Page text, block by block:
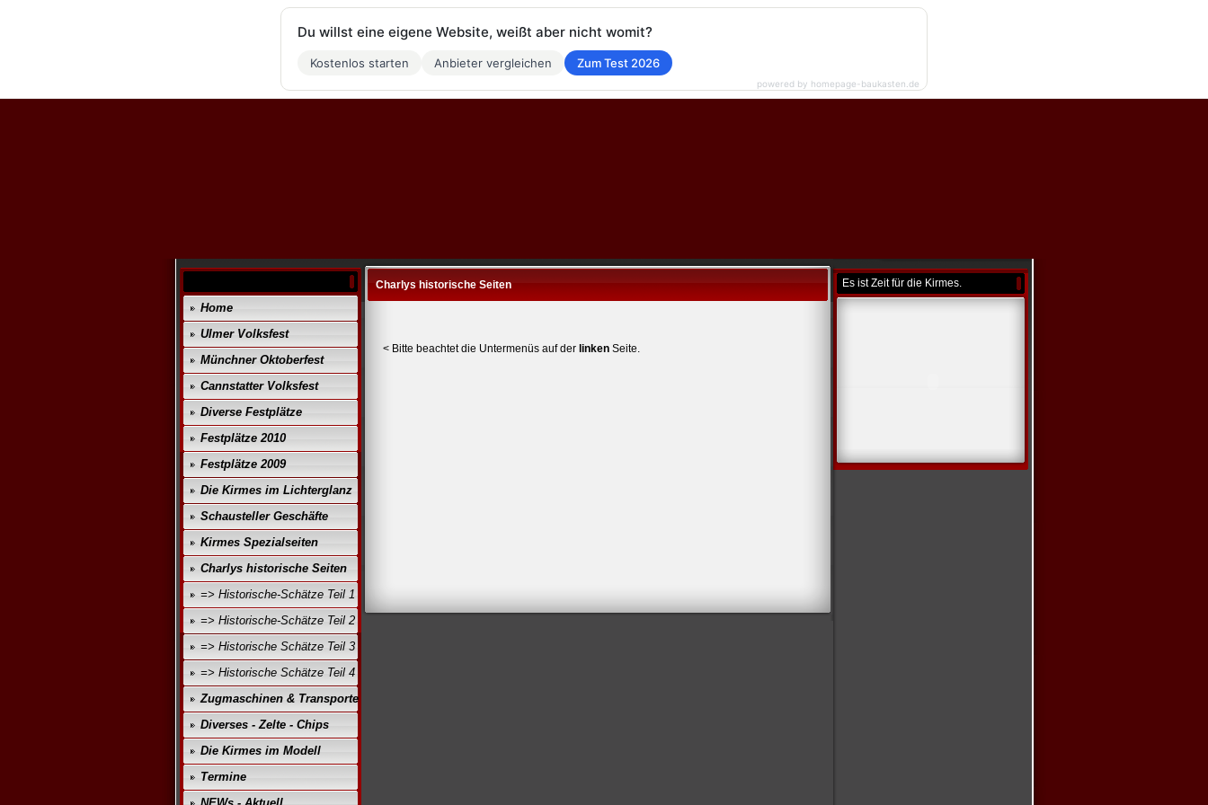
Home
Ulmer Volksfest
Münchner Oktoberfest
Cannstatter Volksfest
Diverse Festplätze
Festplätze 2010
Festplätze 2009
Die Kirmes im Lichterglanz
Schausteller Geschäfte
Kirmes Spezialseiten
Charlys historische Seiten
=> Historische-Schätze Teil 1
=> Historische-Schätze Teil 2
=> Historische Schätze Teil 3
=> Historische Schätze Teil 4
Zugmaschinen & Transporte
Diverses - Zelte - Chips
Die Kirmes im Modell
Termine
Charlys historische Seiten
< Bitte beachtet die Untermenüs auf der linken Seite.
Es ist Zeit für die Kirmes.
Du willst eine eigene Website, weißt aber nicht womit?
Kostenlos starten Anbieter vergleichen Zum Test 2026
powered by homepage-baukasten.de